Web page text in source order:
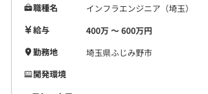
職種名
インフラエンジニア（埼玉）
給与
400万 〜 600万円
勤務地
埼玉県ふじみ野市
開発環境